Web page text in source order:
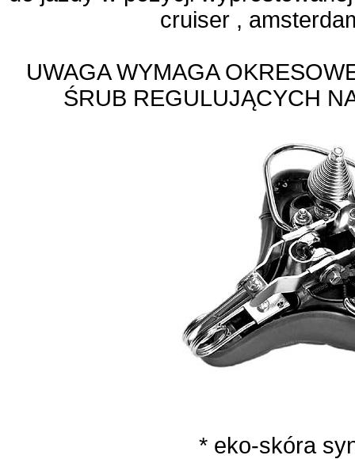
cruiser ,
UWAGA WYMAGA
ŚRUB REGULUJĄCYCH
* eko-skóra